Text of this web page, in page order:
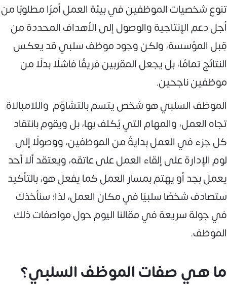
تنوع شخصيات الموظفين في بيئة العمل أمرًا مطلوبًا من
أجل دعم الإنتاجية والوصول إلى الأهداف المحددة من
قِبل المؤسسة، ولكن وجود موظف سلبي قد يعكس
النتائج تمامًا، بل يجعل المقربين فريقًا فاشلًا بدلًا من
موظفين ناجحين.
الموظف السلبي هو شخص يتسم بالتشاؤم واللامبالاة
تجاه العمل، والمهام التي يُكلف بها، بل ويقوم بانتقاد
كل جزء في العمل بدايةً من الموظفين، ووصولًا إلى
لوم الإدارة على إلقاء العمل على عاتقه، ويعتقد ألا أحد
يعمل بجد أو يهتم بمسار العمل كما يفعل هو، بالتأكيد
ستصادف شخصًا سلبيًا في مكان العمل، لذا؛ سنأخذك
في جولة سريعة في مقالنا اليوم حول مواصفات ذلك
الموظف.
ما هي صفات الموظف السلبي؟